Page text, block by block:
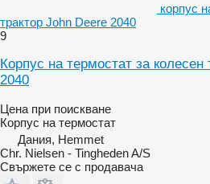
корпус
трактор John Deere 2040
9
Корпус на термостат за колесен
2040
Цена при поискване
Корпус на термостат
Дания, Hemmet
Chr. Nielsen - Tingheden A/S
Свържете се с продавача